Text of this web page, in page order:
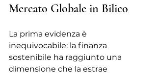
Mercato Globale in Bilico
La prima evidenza è
inequivocabile: la finanza
sostenibile ha raggiunto una
dimensione che la estrae